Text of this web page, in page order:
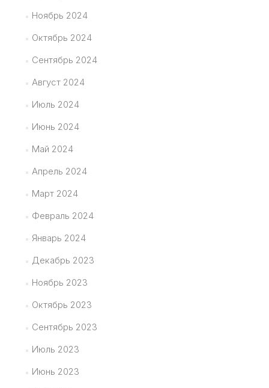
Ноябрь 2024
Октябрь 2024
Сентябрь 2024
Август 2024
Июль 2024
Июнь 2024
Май 2024
Апрель 2024
Март 2024
Февраль 2024
Январь 2024
Декабрь 2023
Ноябрь 2023
Октябрь 2023
Сентябрь 2023
Июль 2023
Июнь 2023